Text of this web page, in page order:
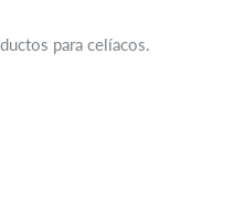
para celíacos.